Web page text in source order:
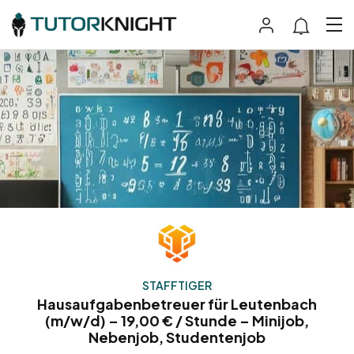
STAFFTIGER
Hausaufgabenbetreuer für Leutenbach
(m/w/d) – 19,00 € / Stunde – Minijob,
Nebenjob, Studentenjob